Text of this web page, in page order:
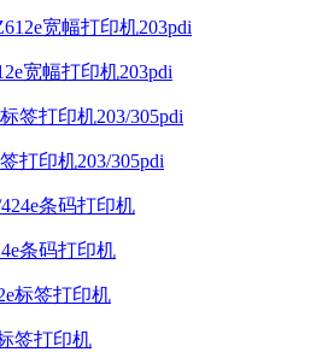
宽幅打印机203pdi
打印机203/305pdi
条码打印机
签打印机